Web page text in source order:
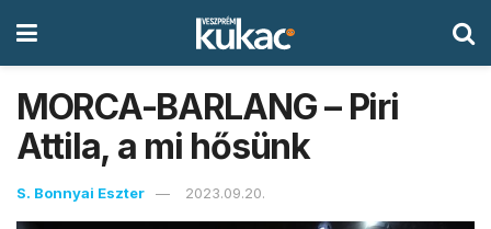
MORCA-BARLANG – Piri
Attila, a mi hősünk
S. Bonnyai Eszter 2023.09.20.